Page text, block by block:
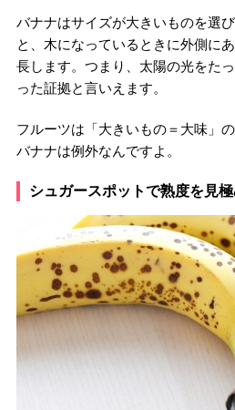
バナナはサイズが大きいものを選
と、木になっているときに外側に
長します。つまり、太陽の光をた
った証拠と言いえます。
フルーツは「大きいもの＝大味」
バナナは例外なんですよ。
シュガースポットで熟度を見